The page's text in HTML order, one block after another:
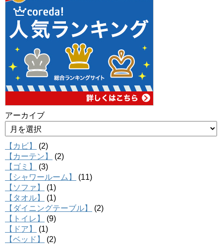
アーカイブ
【カビ】
(2)
【カーテン】
(2)
【ゴミ】
(3)
【シャワールーム】
(11)
【ソファ】
(1)
【タオル】
(1)
【ダイニングテーブル】
(2)
【トイレ】
(9)
【ドア】
(1)
【ベッド】
(2)